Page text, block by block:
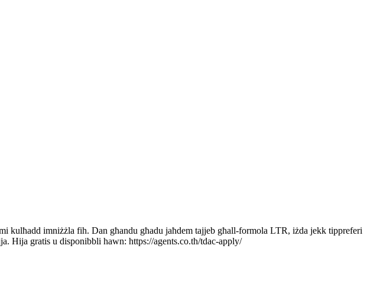
kulħadd imniżżla fih. Dan għandu għadu jaħdem tajjeb għall-formola LTR, iżda jekk tippreferi
Hija gratis u disponibbli hawn: https://agents.co.th/tdac-apply/